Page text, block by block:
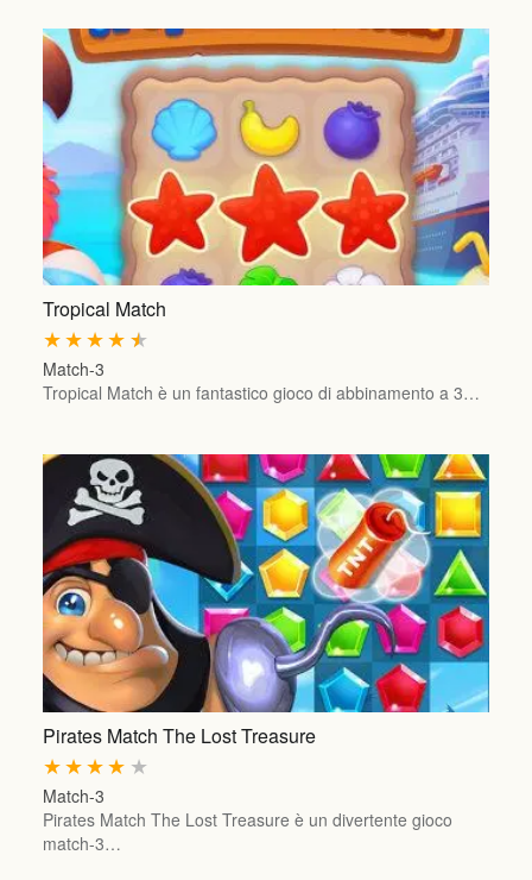
Tropical Match
★
★
★
★
★
Match-3
Tropical Match è un fantastico gioco di abbinamento a 3…
Pirates Match The Lost Treasure
★
★
★
★
★
Match-3
Pirates Match The Lost Treasure è un divertente gioco
match-3…